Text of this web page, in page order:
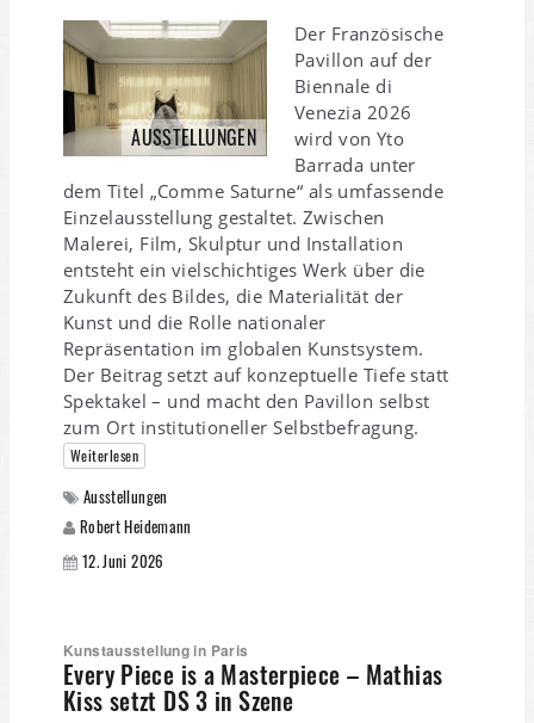
AUSSTELLUNGEN
Der Französische
Pavillon auf der
Biennale di
Venezia 2026
wird von Yto
Barrada unter
dem Titel „Comme Saturne“ als umfassende
Einzelausstellung gestaltet. Zwischen
Malerei, Film, Skulptur und Installation
entsteht ein vielschichtiges Werk über die
Zukunft des Bildes, die Materialität der
Kunst und die Rolle nationaler
Repräsentation im globalen Kunstsystem.
Der Beitrag setzt auf konzeptuelle Tiefe statt
Spektakel – und macht den Pavillon selbst
zum Ort institutioneller Selbstbefragung.
Weiterlesen
Ausstellungen
Robert Heidemann
12. Juni 2026
Kunstausstellung in Paris
Every Piece is a Masterpiece – Mathias
Kiss setzt DS 3 in Szene